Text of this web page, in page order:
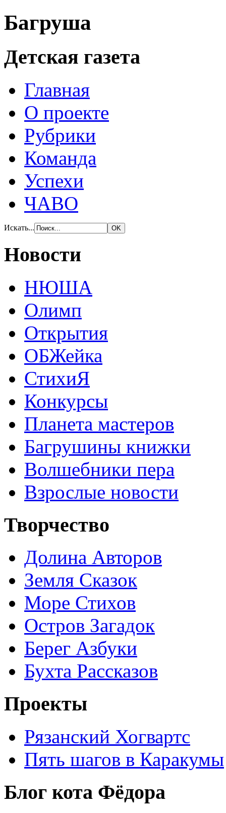
Багруша
Детская газета
Главная
О проекте
Рубрики
Команда
Успехи
ЧАВО
Искать...
Новости
НЮША
Олимп
Открытия
ОБЖейка
СтихиЯ
Конкурсы
Планета мастеров
Багрушины книжки
Волшебники пера
Взрослые новости
Творчество
Долина Авторов
Земля Сказок
Море Стихов
Остров Загадок
Берег Азбуки
Бухта Рассказов
Проекты
Рязанский Хогвартс
Пять шагов в Каракумы
Блог кота Фёдора